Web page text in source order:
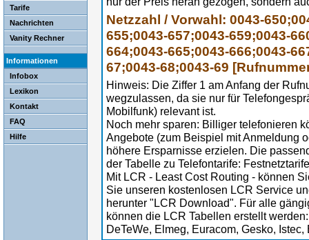
Tarife
Nachrichten
Vanity Rechner
Informationen
Infobox
Lexikon
Kontakt
FAQ
Hilfe
Netzzahl / Vorwahl: 0043-
655;0043-657;0043-659;0043-
664;0043-665;0043-666;0043-
67;0043-68;0043-69
Hinweis: Die Ziffer 1 am Anfang der
wegzulassen, da sie nur für
Mobilfunk) relevant ist.
Noch mehr sparen: Billiger telefonieren
Angebote (zum Beispiel mit Anmeldung
höhere Ersparnisse erzielen. Die
der Tabelle zu Telefontarife:
Mit LCR - Least Cost Routing - können
Sie unseren kostenlosen LCR Service
herunter "LCR Download". Für alle
können die LCR Tabellen erstellt
DeTeWe, Elmeg, Euracom, Gesko, Istec,